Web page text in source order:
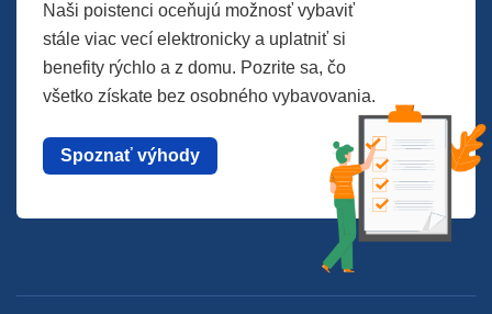
Naši poistenci oceňujú možnosť vybaviť
stále viac vecí elektronicky a uplatniť si
benefity rýchlo a z domu. Pozrite sa, čo
všetko získate bez osobného vybavovania.
Spoznať výhody